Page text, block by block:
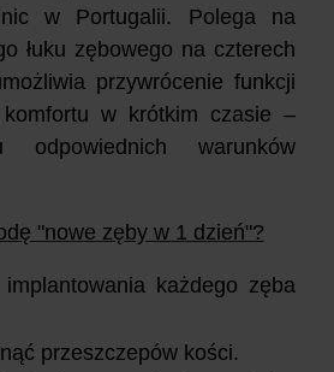
w Portugalii. Polega na
łuku zębowego na czterech
przywrócenie funkcji
w krótkim czasie –
odpowiednich warunków
"nowe zęby w 1 dzień"?
każdego zęba
przeszczepów kości.